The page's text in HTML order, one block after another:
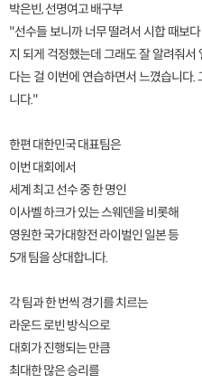
박은빈, 선명여고 배구부
"선수들 보니까 너무 떨려서 시합 때보
지 되게 걱정했는데 그래도 잘 알려줘
다는 걸 이번에 연습하면서 느꼈습니다
니다."
한편 대한민국 대표팀은
이번 대회에서
세계 최고 선수 중 한 명인
이사벨 하크가 있는 스웨덴을 비롯해
영원한 국가대항전 라이벌인 일본 등
5개 팀을 상대합니다.
각 팀과 한 번씩 경기를 치르는
라운드 로빈 방식으로
대회가 진행되는 만큼
최대한 많은 승리를